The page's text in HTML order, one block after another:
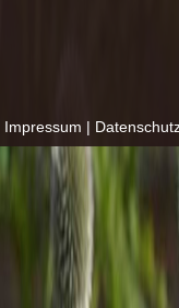
Impressum |